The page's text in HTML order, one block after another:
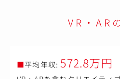
VR・AR
■平均年収: 572.8万円